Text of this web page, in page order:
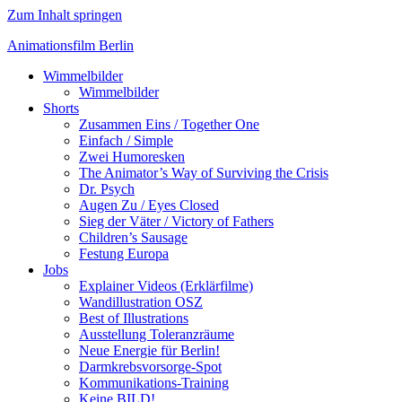
Zum Inhalt springen
Animationsfilm Berlin
Wimmelbilder
Wimmelbilder
Shorts
Zusammen Eins / Together One
Einfach / Simple
Zwei Humoresken
The Animator’s Way of Surviving the Crisis
Dr. Psych
Augen Zu / Eyes Closed
Sieg der Väter / Victory of Fathers
Children’s Sausage
Festung Europa
Jobs
Explainer Videos (Erklärfilme)
Wandillustration OSZ
Best of Illustrations
Ausstellung Toleranzräume
Neue Energie für Berlin!
Darmkrebsvorsorge-Spot
Kommunikations-Training
Keine BILD!